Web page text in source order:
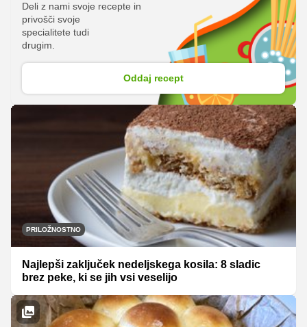
Deli z nami svoje recepte in
privošči svoje
specialitete tudi
drugim.
Oddaj recept
PRILOŽNOSTNO
Najlepši zaključek nedeljskega kosila: 8 sladic
brez peke, ki se jih vsi veselijo